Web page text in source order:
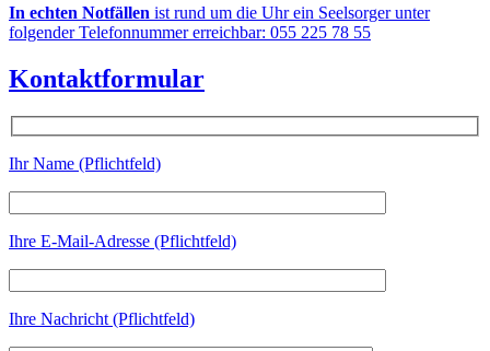
In echten Notfällen ist rund um die Uhr ein Seelsorger unter
folgender Telefonnummer erreichbar: 055 225 78 55
Kontaktformular
Ihr Name (Pflichtfeld)
Ihre E-Mail-Adresse (Pflichtfeld)
Ihre Nachricht (Pflichtfeld)